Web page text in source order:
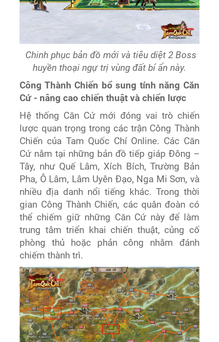
Chinh phục bản đồ mới và tiêu diệt 2 Boss
huyền thoại ngự trị vùng đất bí ẩn này.
Công Thành Chiến bổ sung tính năng Căn
Cứ - nâng cao chiến thuật và chiến lược
Hệ thống Căn Cứ mới đóng vai trò chiến
lược quan trọng trong các trận Công Thành
Chiến của Tam Quốc Chí Online. Các Căn
Cứ nằm tại những bản đồ tiếp giáp Đông –
Tây, như Quế Lâm, Xích Bích, Trường Bản
Pha, Ô Lâm, Lâm Uyên Đạo, Nga Mi Sơn, và
nhiều địa danh nổi tiếng khác. Trong thời
gian Công Thành Chiến, các quân đoàn có
thể chiếm giữ những Căn Cứ này để làm
trung tâm triển khai chiến thuật, củng cố
phòng thủ hoặc phản công nhằm đánh
chiếm thành trì.